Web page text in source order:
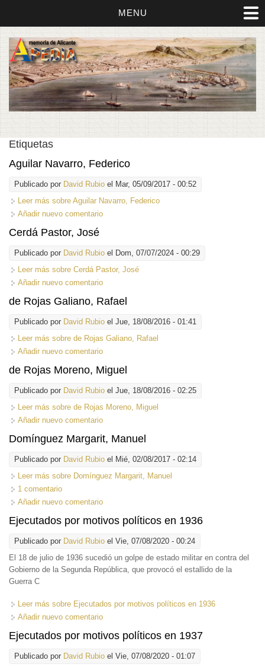
MENU
Etiquetas
Aguilar Navarro, Federico
Publicado por David Rubio el Mar, 05/09/2017 - 00:52
Leer más sobre Aguilar Navarro, Federico
Añadir nuevo comentario
Cerdá Pastor, José
Publicado por David Rubio el Dom, 07/07/2024 - 00:29
Leer más sobre Cerdá Pastor, José
Añadir nuevo comentario
de Rojas Galiano, Rafael
Publicado por David Rubio el Jue, 18/08/2016 - 01:41
Leer más sobre de Rojas Galiano, Rafael
Añadir nuevo comentario
de Rojas Moreno, Miguel
Publicado por David Rubio el Jue, 18/08/2016 - 02:25
Leer más sobre de Rojas Moreno, Miguel
Añadir nuevo comentario
Domínguez Margarit, Manuel
Publicado por David Rubio el Mié, 02/08/2017 - 02:14
Leer más sobre Domínguez Margarit, Manuel
1 comentario
Añadir nuevo comentario
Ejecutados por motivos políticos en 1936
Publicado por David Rubio el Vie, 07/08/2020 - 00:24
El 18 de julio de 1936 sucedió un golpe de estado militar en contra del
Gobierno de la Segunda República, que provocó el estallido de la
Guerra C
Leer más sobre Ejecutados por motivos políticos en 1936
Añadir nuevo comentario
Ejecutados por motivos políticos en 1937
Publicado por David Rubio el Vie, 07/08/2020 - 01:07